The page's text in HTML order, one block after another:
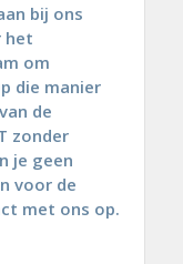
bij ons
het
om
die manier
de
zonder
je geen
voor de
met ons op.